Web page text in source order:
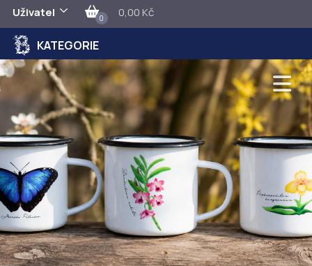
Uživatel 0 0,00 Kč
KATEGORIE